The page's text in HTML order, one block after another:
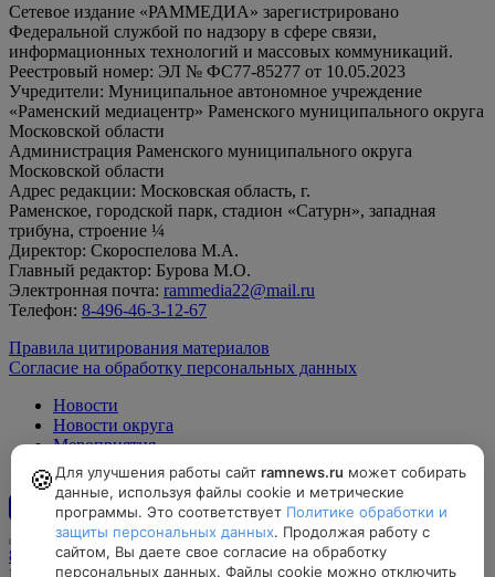
Сетевое издание «РАММЕДИА» зарегистрировано
Федеральной службой по надзору в сфере связи,
информационных технологий и массовых коммуникаций.
Реестровый номер: ЭЛ № ФС77-85277 от 10.05.2023
Учредители: Муниципальное автономное учреждение
«Раменский медиацентр» Раменского муниципального округа
Московской области
Администрация Раменского муниципального округа
Московской области
Адрес редакции: Московская область, г.
Раменское, городской парк, стадион «Сатурн», западная
трибуна, строение ¼
Директор: Скороспелова М.А.
Главный редактор: Бурова М.О.
Электронная почта: rammedia22@mail.ru
Телефон: 8-496-46-3-12-67
Правила цитирования материалов
Согласие на обработку персональных данных
Новости
Новости округа
Мероприятия
Официально
12+
8-496-46-3-12-67, rammedia22@mail.ru
🍪 Для улучшения работы сайт ramnews.ru может собирать
данные, используя файлы cookie и метрические
программы. Это соответствует Политике обработки и
защиты персональных данных. Продолжая работу с
сайтом, Вы даете свое согласие на обработку
персональных данных. Файлы cookie можно отключить